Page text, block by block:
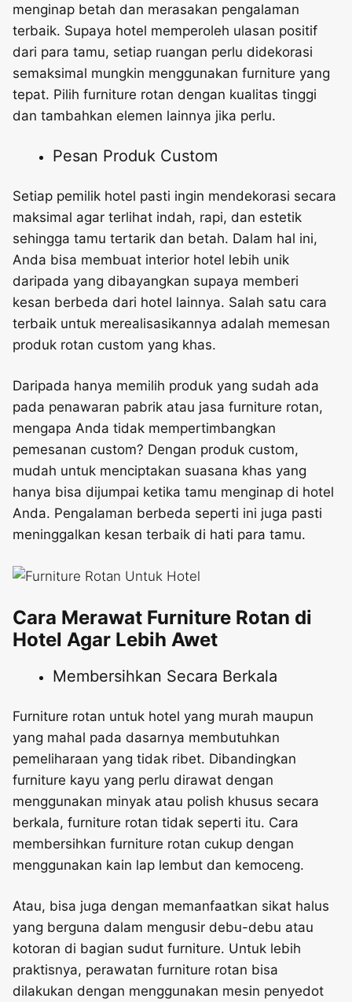
menginap betah dan merasakan pengalaman
terbaik. Supaya hotel memperoleh ulasan positif
dari para tamu, setiap ruangan perlu didekorasi
semaksimal mungkin menggunakan furniture yang
tepat. Pilih furniture rotan dengan kualitas tinggi
dan tambahkan elemen lainnya jika perlu.
Pesan Produk Custom
Setiap pemilik hotel pasti ingin mendekorasi secara
maksimal agar terlihat indah, rapi, dan estetik
sehingga tamu tertarik dan betah. Dalam hal ini,
Anda bisa membuat interior hotel lebih unik
daripada yang dibayangkan supaya memberi
kesan berbeda dari hotel lainnya. Salah satu cara
terbaik untuk merealisasikannya adalah memesan
produk rotan custom yang khas.
Daripada hanya memilih produk yang sudah ada
pada penawaran pabrik atau jasa furniture rotan,
mengapa Anda tidak mempertimbangkan
pemesanan custom? Dengan produk custom,
mudah untuk menciptakan suasana khas yang
hanya bisa dijumpai ketika tamu menginap di hotel
Anda. Pengalaman berbeda seperti ini juga pasti
meninggalkan kesan terbaik di hati para tamu.
Cara Merawat Furniture Rotan di
Hotel Agar Lebih Awet
Membersihkan Secara Berkala
Furniture rotan untuk hotel yang murah maupun
yang mahal pada dasarnya membutuhkan
pemeliharaan yang tidak ribet. Dibandingkan
furniture kayu yang perlu dirawat dengan
menggunakan minyak atau polish khusus secara
berkala, furniture rotan tidak seperti itu. Cara
membersihkan furniture rotan cukup dengan
menggunakan kain lap lembut dan kemoceng.
Atau, bisa juga dengan memanfaatkan sikat halus
yang berguna dalam mengusir debu-debu atau
kotoran di bagian sudut furniture. Untuk lebih
praktisnya, perawatan furniture rotan bisa
dilakukan dengan menggunakan mesin penyedot